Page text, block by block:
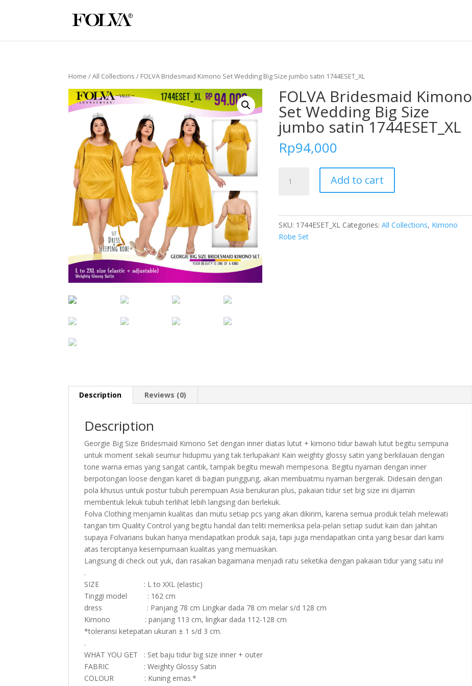
Home /All Collections / FOLVA Bridesmaid Kimono Set Wedding Big Size jumbo satin 1744ESET_XL
FOLVA Bridesmaid Kimono
Set Wedding Big Size
jumbo satin 1744ESET_XL
Rp94,000
Bridesmaid
Big
Add to cart
SKU: 1744ESET_XL Categories:All Collections, Kimono
Robe Set
Description Reviews (0)
Description
Georgie Big Size Bridesmaid Kimono Set dengan inner diatas lutut + kimono tidur bawah lutut begitu sempuna
untuk moment sekali seumur hidupmu yang tak terlupakan! Kain weighty glossy satin yang berkilauan dengan
tone warna emas yang sangat cantik, tampak begitu mewah mempesona. Begitu nyaman dengan inner
berpotongan loose dengan karet di bagian punggung, akan membuatmu nyaman bergerak. Didesain dengan
pola khusus untuk postur tubuh perempuan Asia berukuran plus, pakaian tidur set big size ini dijamin
membentuk lekuk tubuh terlihat lebih langsing dan berlekuk.
Folva Clothing menjamin kualitas dan mutu setiap pcs yang akan dikirim, karena semua produk telah melewati
tangan tim Quality Control yang begitu handal dan teliti memeriksa pela-pelan setiap sudut kain dan jahitan
supaya Folvarians bukan hanya mendapatkan produk saja, tapi juga mendapatkan cinta yang besar dari kami
atas terciptanya kesempurnaan kualitas yang memuaskan.
Langsung di check out yuk, dan rasakan bagaimana menjadi ratu seketika dengan pakaian tidur yang satu ini!
.
SIZE : L to XXL (elastic)
Tinggi model : 162 cm
dress : Panjang 78 cm Lingkar dada 78 cm melar s/d 128 cm
Kimono : panjang 113 cm, lingkar dada 112-128 cm
*toleransi ketepatan ukuran ± 1 s/d 3 cm.
.
WHAT YOU GET : Set baju tidur big size inner + outer
FABRIC : Weighty Glossy Satin
COLOUR : Kuning emas.*